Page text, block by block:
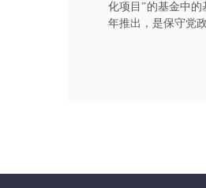
化项目”的基金中
年推出，是保守党